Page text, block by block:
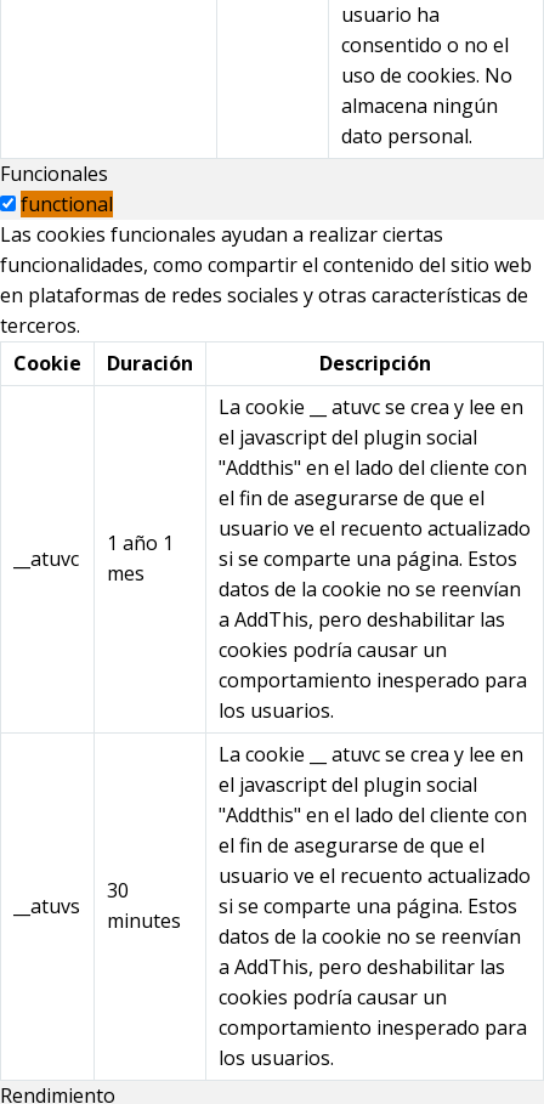
usuario ha
consentido o no el
uso de cookies. No
almacena ningún
dato personal.
Funcionales
functional
Las cookies funcionales ayudan a realizar ciertas
funcionalidades, como compartir el contenido del sitio web
en plataformas de redes sociales y otras características de
terceros.
Cookie
Duración Descripción
__atuvc
1 año 1
mes
La cookie __ atuvc se crea y lee en
el javascript del plugin social
"Addthis" en el lado del cliente con
el fin de asegurarse de que el
usuario ve el recuento actualizado
si se comparte una página. Estos
datos de la cookie no se reenvían
a AddThis, pero deshabilitar las
cookies podría causar un
comportamiento inesperado para
los usuarios.
__atuvs
30
minutes
La cookie __ atuvc se crea y lee en
el javascript del plugin social
"Addthis" en el lado del cliente con
el fin de asegurarse de que el
usuario ve el recuento actualizado
si se comparte una página. Estos
datos de la cookie no se reenvían
a AddThis, pero deshabilitar las
cookies podría causar un
comportamiento inesperado para
los usuarios.
Rendimiento